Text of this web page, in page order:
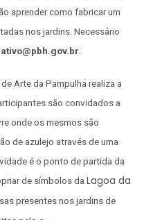
aprender como fabricar um
nos jardins. Necessário
Arte da Pampulha realiza a
são convidados a
onde os mesmos são
de azulejo através de uma
é o ponto de partida da
de símbolos da Lagoa da
presentes nos jardins de